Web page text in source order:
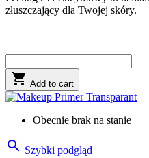
złuszczający dla Twojej skóry.
 Add to cart
Obecnie brak na stanie
 Szybki podgląd